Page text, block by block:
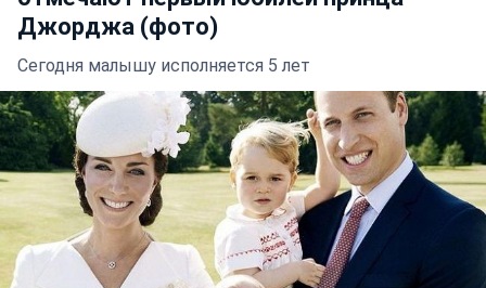
Джорджа (фото)
Сегодня малышу исполняется 5 лет